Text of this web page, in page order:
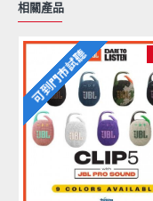
相關產品
可到門市試聽